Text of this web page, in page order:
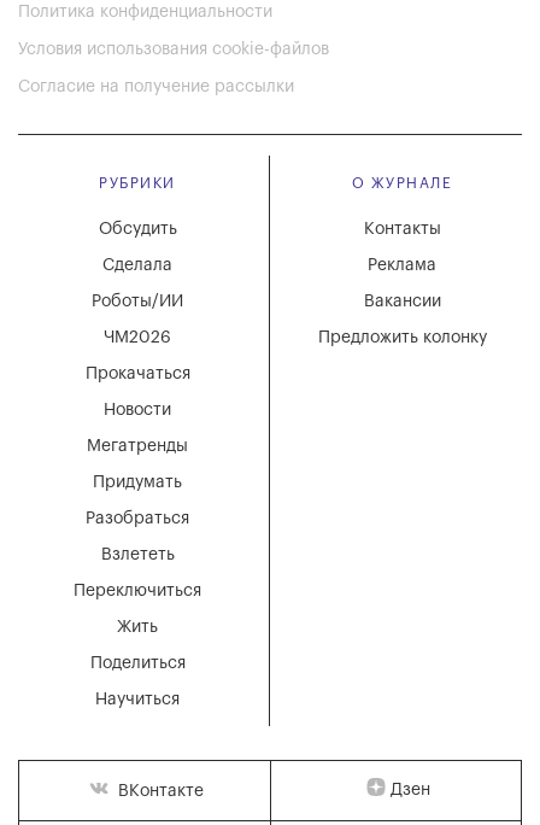
Политика конфиденциальности
Условия использования cookie-файлов
Согласие на получение рассылки
РУБРИКИ
Мегатренды
Придумать
Разобраться
Взлететь
Новости
Переключиться
Жить
Поделиться
Научиться
Обсудить
Сделала
Роботы/ИИ
ЧМ2026
Прокачаться
О ЖУРНАЛЕ
Вакансии
Реклама
Контакты
Предложить колонку
ВКонтакте Дзен